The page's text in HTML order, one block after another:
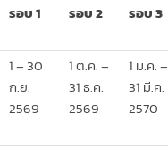
รอบ1 รอบ2 รอบ3
1 – 30
ก.ย.
2569
1 ต.ค. –
31 ธ.ค.
2569
1 ม.ค. –
31 มี.ค.
2570